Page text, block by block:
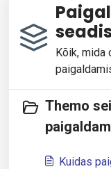
Kõik, mida
Themo
Kuidas